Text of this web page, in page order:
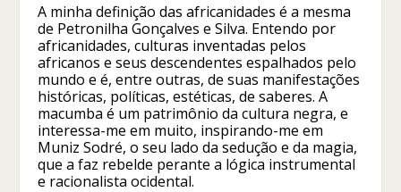
A minha definição das africanidades é a mesma
de Petronilha Gonçalves e Silva. Entendo por
africanidades, culturas inventadas pelos
africanos e seus descendentes espalhados pelo
mundo e é, entre outras, de suas manifestações
históricas, políticas, estéticas, de saberes. A
macumba é um patrimônio da cultura negra, e
interessa-me em muito, inspirando-me em
Muniz Sodré, o seu lado da sedução e da magia,
que a faz rebelde perante a lógica instrumental
e racionalista ocidental.